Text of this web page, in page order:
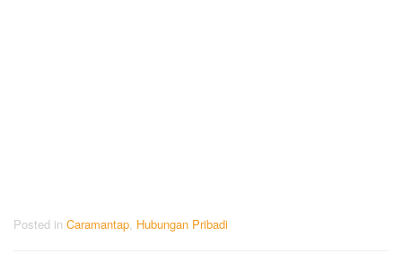
Posted in Caramantap Hubungan Pribadi